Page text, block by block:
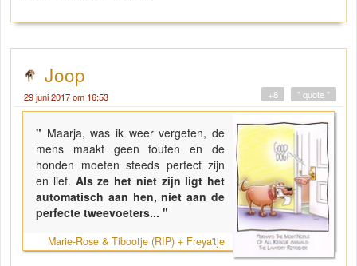
Joop
29 juni 2017 om 16:53 " quote "
+8
" Maarja, was ik weer vergeten, de
mens maakt geen fouten en de
honden moeten steeds perfect zijn
en lief. Als ze het niet zijn ligt het
automatisch aan hen, niet aan de
perfecte tweevoeters... "
Marie-Rose & Tibootje (RIP) + Freya'tje